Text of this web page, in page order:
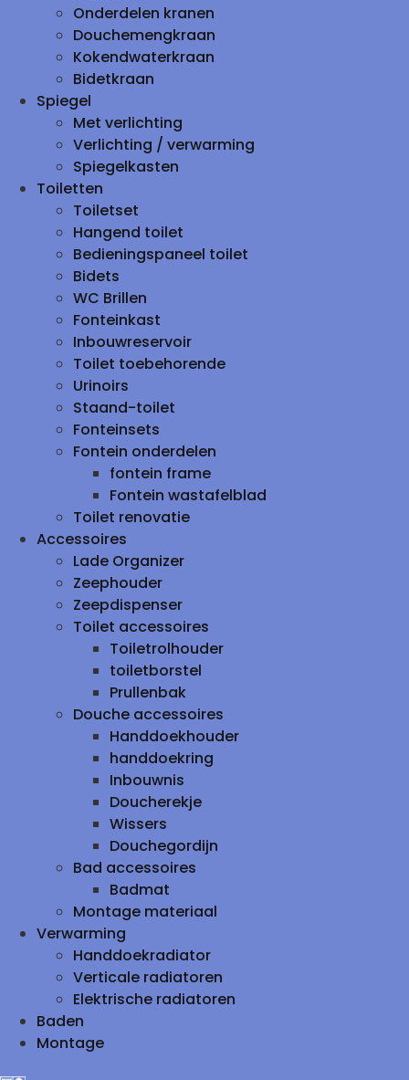
Onderdelen kranen
Douchemengkraan
Kokendwaterkraan
Bidetkraan
Spiegel
Met verlichting
Verlichting / verwarming
Spiegelkasten
Toiletten
Toiletset
Hangend toilet
Bedieningspaneel toilet
Bidets
WC Brillen
Fonteinkast
Inbouwreservoir
Toilet toebehorende
Urinoirs
Staand-toilet
Fonteinsets
Fontein onderdelen
fontein frame
Fontein wastafelblad
Toilet renovatie
Accessoires
Lade Organizer
Zeephouder
Zeepdispenser
Toilet accessoires
Toiletrolhouder
toiletborstel
Prullenbak
Douche accessoires
Handdoekhouder
handdoekring
Inbouwnis
Doucherekje
Wissers
Douchegordijn
Bad accessoires
Badmat
Montage materiaal
Verwarming
Handdoekradiator
Verticale radiatoren
Elektrische radiatoren
Baden
Montage